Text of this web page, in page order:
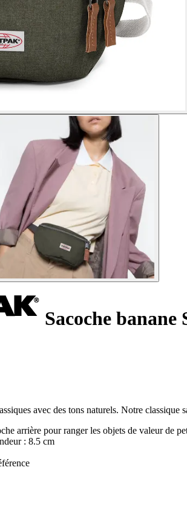
Sacoche banane
avec des tons naturels. Notre
arrière pour ranger les objets de valeur de
: 8.5 cm